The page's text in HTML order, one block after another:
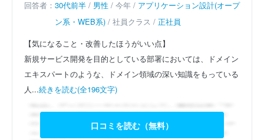
回答者： 30代前半 / 男性 / 今年 / アプリケーション設計(オープ
ン系・WEB系) / 社員クラス / 正社員
【気になること・改善したほうがいい点】
新規サービス開発を目的としている部署においては、ドメイン
エキスパートのような、ドメイン領域の深い知識をもっている
人...続きを読む(全196文字)
口コミを読む（無料）